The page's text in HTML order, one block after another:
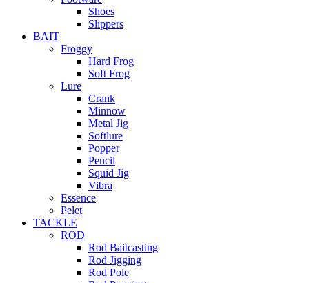
Shoes
Slippers
BAIT
Froggy
Hard Frog
Soft Frog
Lure
Crank
Minnow
Metal Jig
Softlure
Popper
Pencil
Squid Jig
Vibra
Essence
Pelet
TACKLE
ROD
Rod Baitcasting
Rod Jigging
Rod Pole